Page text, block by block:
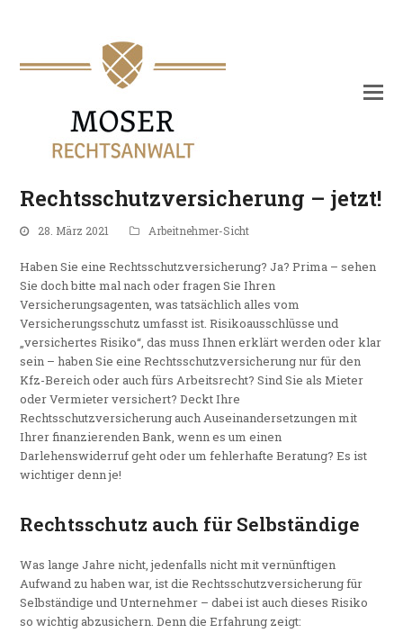
Rechtsschutzversicherung – jetzt!
28. März 2021 Arbeitnehmer-Sicht
Haben Sie eine Rechtsschutzversicherung? Ja? Prima – sehen
Sie doch bitte mal nach oder fragen Sie Ihren
Versicherungsagenten, was tatsächlich alles vom
Versicherungsschutz umfasst ist. Risikoausschlüsse und
„versichertes Risiko“, das muss Ihnen erklärt werden oder klar
sein – haben Sie eine Rechtsschutzversicherung nur für den
Kfz-Bereich oder auch fürs Arbeitsrecht? Sind Sie als Mieter
oder Vermieter versichert? Deckt Ihre
Rechtsschutzversicherung auch Auseinandersetzungen mit
Ihrer finanzierenden Bank, wenn es um einen
Darlehenswiderruf geht oder um fehlerhafte Beratung? Es ist
wichtiger denn je!
Rechtsschutz auch für Selbständige
Was lange Jahre nicht, jedenfalls nicht mit vernünftigen
Aufwand zu haben war, ist die Rechtsschutzversicherung für
Selbständige und Unternehmer – dabei ist auch dieses Risiko
so wichtig abzusichern. Denn die Erfahrung zeigt: